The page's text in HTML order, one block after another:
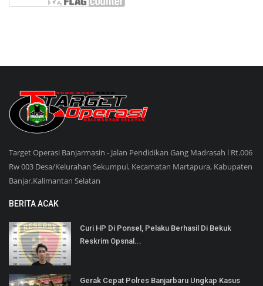
Target Operasi Banjarmasin - Jalan Pendidikan Gang Madrasah l Rt.006
Rw 003 Desa/Kelurahan Sekumpul, Kecamatan Martapura, Kabupaten
Banjar,Kalimantan Selatan
BERITA ACAK
Curi HP Di Ponsel, Pelaku Berhasil Di Bekuk
Reskrim Opsnal...
Gerak Cepat Polres Banjarbaru Ungkap Kasus